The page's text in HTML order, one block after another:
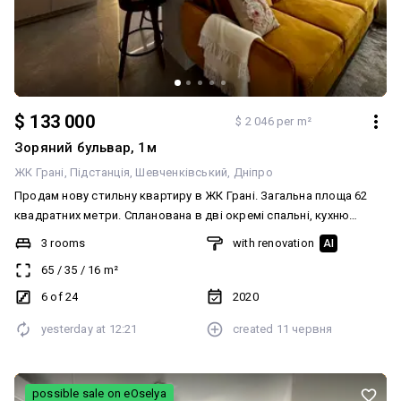
$ 133 000 $ 2 046 per m²
Зоряний бульвар, 1м
ЖК Грані Підстанція Шевченківський Дніпро
Продам нову стильну квартиру в ЖК Грані. Загальна площа 62
квадратних метри. Спланована в дві окремі спальні, кухню
студію, закритий балкон для роботи чи релаксу. Виконано
авторський ремонт з використанням якісних матеріалів. Все
продумано до дрібниць для зручності та комфорту.
Укомплектована меблями та технікою. Встановлено три
акцентам можна зробити атмосферу під Ваш настрій. Комплекс
ТЦ Дафі, парк їм. Богдана Хмельницького, проспект Науки, ринок,
школа, дитсадок. Квартира готова зустріти щасливих власників!
3 rooms
65 / 35 / 16 m²
6 of 24
with renovation AI
2020
yesterday at 12:21 created 11 червня
possible sale on eOselya